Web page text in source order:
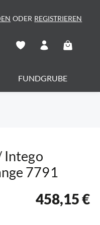
ODER REGISTRIEREN
FUNDGRUBE
Intego
7791
458,15 €